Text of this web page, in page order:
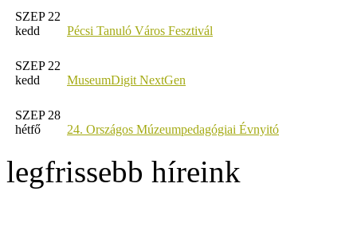
SZEP 22
kedd
Pécsi Tanuló Város Fesztivál
SZEP 22
kedd
MuseumDigit NextGen
SZEP 28
hétfő
24. Országos Múzeumpedagógiai Évnyitó
legfrissebb híreink